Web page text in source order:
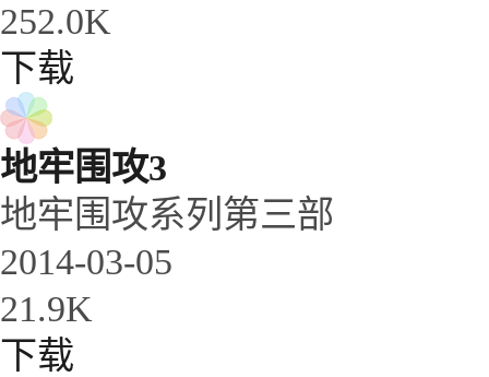
252.0K
下载
地牢围攻3
地牢围攻系列第三部
2014-03-05
21.9K
下载